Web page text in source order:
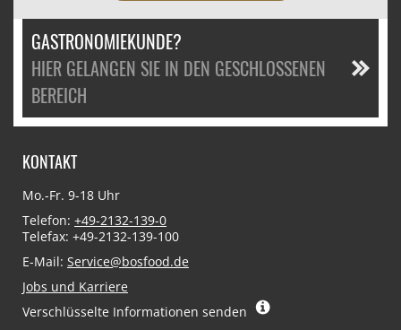
GASTRONOMIEKUNDE?
HIER GELANGEN SIE IN DEN GESCHLOSSENEN
BEREICH
KONTAKT
Mo.-Fr. 9-18 Uhr
Telefon: +49-2132-139-0
Telefax: +49-2132-139-100
E-Mail: Service@bosfood.de
Jobs und Karriere
Verschlüsselte Informationen senden